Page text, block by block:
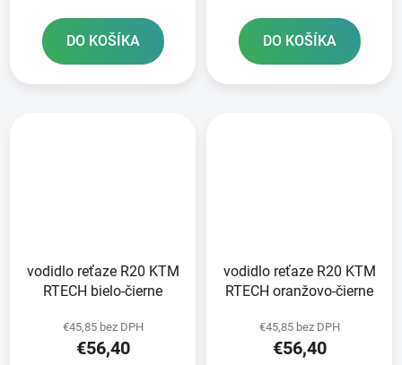
DO KOŠÍKA DO KOŠÍKA
vodidlo reťaze R20 KTM
RTECH bielo-čierne
€45,85 bez DPH
€56,40
vodidlo reťaze R20 KTM
RTECH oranžovo-čierne
€45,85 bez DPH
€56,40